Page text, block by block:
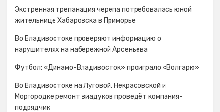
Экстренная трепанация черепа потребовалась юной
жительнице Хабаровска в Приморье
Во Владивостоке проверяют информацию о
нарушителях на набережной Арсеньева
Футбол: «Динамо-Владивосток» проиграло «Волгарю»
Во Владивостоке на Луговой, Некрасовской и
Моргородке ремонт виадуков проведёт компания-
подрядчик